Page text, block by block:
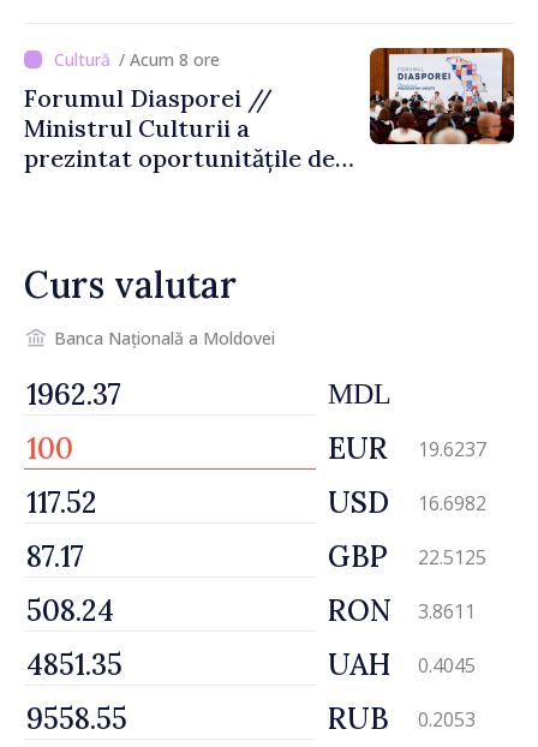
riscă amenzi de zeci de mii
de lei de lei/ Acum 8 ore
Forumul Diasporei //
Ministrul Culturii a
prezintat oportunitățile de
Curs valutar
Banca Națională a Moldovei
MDL
EUR 19.6237
USD 16.6982
GBP 22.5125
RON 3.8611
UAH 0.4045
RUB 0.2053